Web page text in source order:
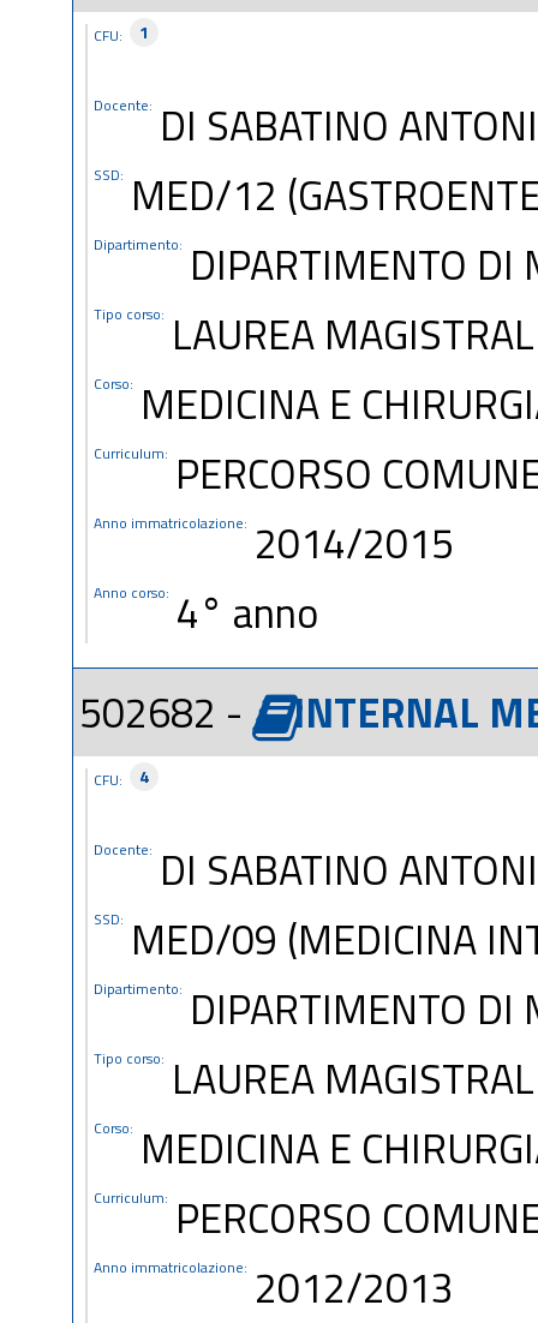
CFU: 1
Docente: DI SABATINO
SSD: MED/12
Dipartimento: DIPARTIMENTO DI
Tipo corso: LAUREA
Corso: MEDICINA E
Curriculum: PERCORSO
Anno immatricolazione: 2014/2015
Anno corso: 4° anno
502682 -
INTERNAL
CFU: 4
Docente: DI SABATINO
SSD: MED/09 (MEDICINA
Dipartimento: DIPARTIMENTO DI
Tipo corso: LAUREA
Corso: MEDICINA E
Curriculum: PERCORSO
Anno immatricolazione: 2012/2013